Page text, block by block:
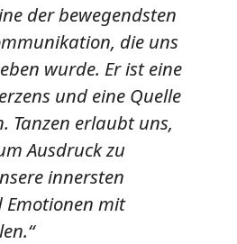
der bewegendsten
die uns
wurde. Er ist eine
und eine Quelle
Tanzen erlaubt uns,
Ausdruck zu
innersten
Emotionen mit